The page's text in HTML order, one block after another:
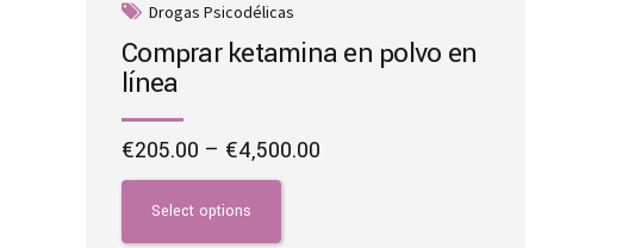
Drogas Psicodélicas
Comprar ketamina en polvo en
línea
€205.00 – €4,500.00
Select options
This
product
has